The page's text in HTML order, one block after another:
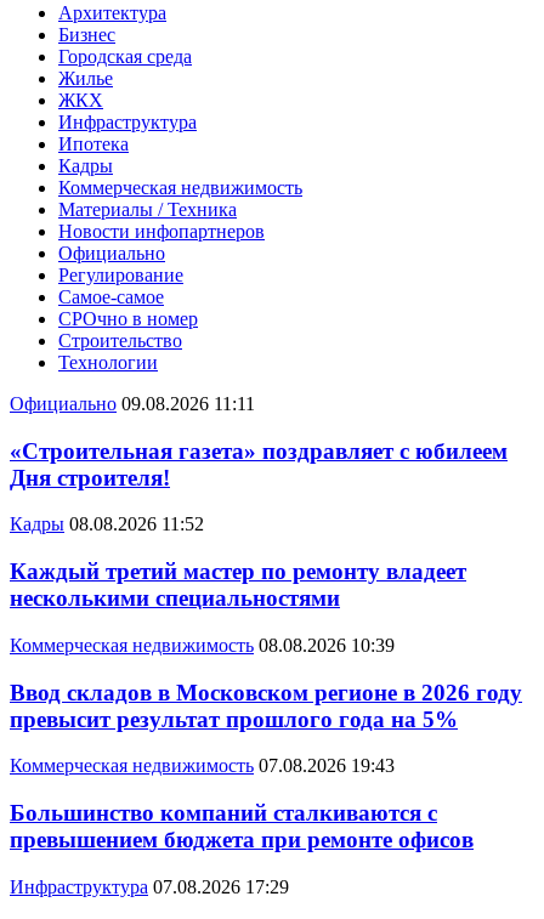
Архитектура
Бизнес
Городская среда
Жилье
ЖКХ
Инфраструктура
Ипотека
Кадры
Коммерческая недвижимость
Материалы / Техника
Новости инфопартнеров
Официально
Регулирование
Самое-самое
СРОчно в номер
Строительство
Технологии
Официально 09.08.2026 11:11
«Строительная газета» поздравляет с юбилеем
Дня строителя!
Кадры 08.08.2026 11:52
Каждый третий мастер по ремонту владеет
несколькими специальностями
Коммерческая недвижимость 08.08.2026 10:39
Ввод складов в Московском регионе в 2026 году
превысит результат прошлого года на 5%
Коммерческая недвижимость 07.08.2026 19:43
Большинство компаний сталкиваются с
превышением бюджета при ремонте офисов
Инфраструктура 07.08.2026 17:29